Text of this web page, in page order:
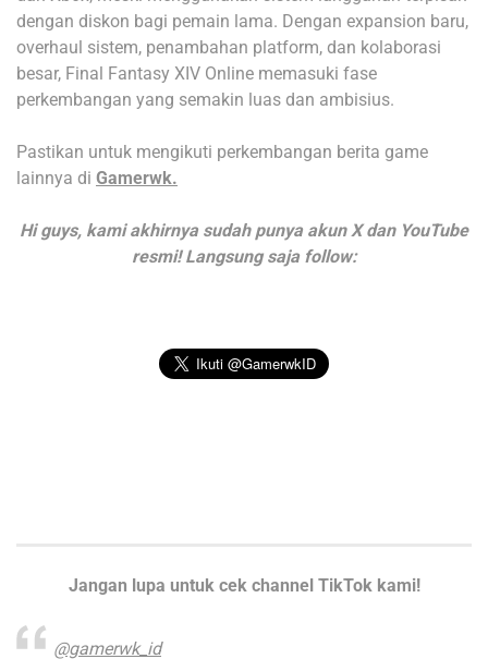
dengan diskon bagi pemain lama. Dengan expansion baru,
overhaul sistem, penambahan platform, dan kolaborasi
besar, Final Fantasy XIV Online memasuki fase
perkembangan yang semakin luas dan ambisius.
Pastikan untuk mengikuti perkembangan berita game
lainnya di Gamerwk.
Hi guys, kami akhirnya sudah punya akun X dan YouTube
resmi! Langsung saja follow:
Jangan lupa untuk cek channel TikTok kami!
@gamerwk_id